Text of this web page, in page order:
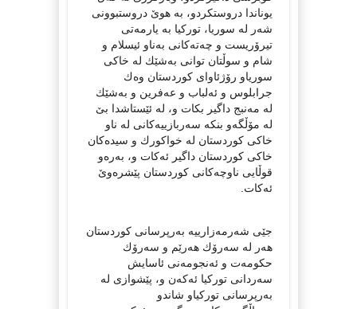
یوناندا دروستكردو، به‌ هوێ دروستبوونی
شه‌ر له‌ سوریا، توركیا به‌ یارمه‌تی
تیرۆریست و چه‌ته‌كانی به‌ناو ئیسلام و
شام و سوڵتان توانی به‌شێك له‌ خاكی
سوریاو رۆژئاوای كوردستان وه‌ك
جرابلوس و ئه‌لباب و عه‌فرین و به‌شێك
له‌ مه‌نبج داگیر بكات و، له‌ ئێستاشدا بێ
له‌ مۆڵگه‌و بنكه‌ سه‌ربازییه‌كانی له‌ ناو
خاكی كوردستان له‌ خواكورك و سیده‌كان
خاكی كوردستان داگیر ئه‌كات و، به‌ره‌و
قوڵایی ناوچه‌كانی كوردستان پێشره‌وێ
ئه‌كات.
جێی شه‌رمه‌زارییه‌ به‌رپرسانی كوردستان
هه‌ر له‌ سه‌رۆك هه‌رێم و سه‌رۆك
حكومه‌ت و ئه‌نجومه‌نی ئاسایش
سه‌ردانی توركیا ئه‌كه‌ن و، پێشوازی له‌
به‌رپرسانی توركیاو شاندو